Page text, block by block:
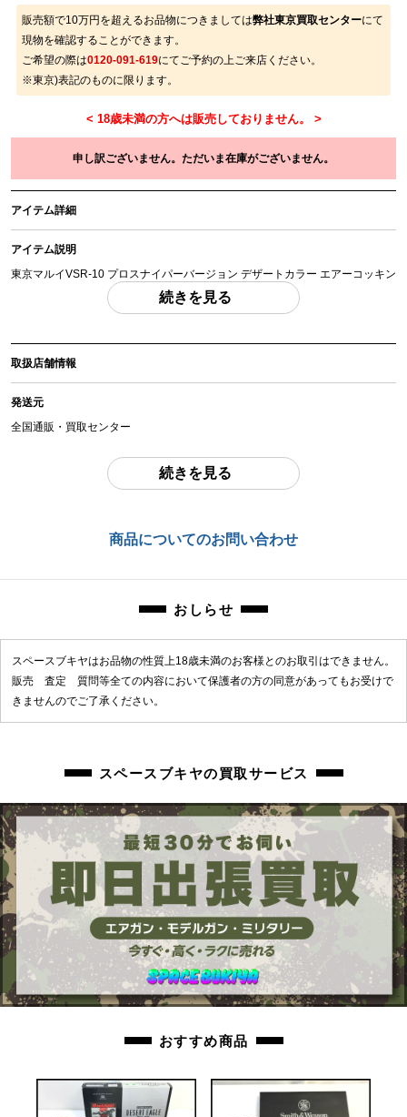
販売額で10万円を超えるお品物につきましては弊社東京買取センターにて
現物を確認することができます。
ご希望の際は0120-091-619にてご予約の上ご来店ください。
※東京)表記のものに限ります。
申し訳ございません。ただいま在庫がございません。
アイテム詳細
アイテム説明
東京マルイVSR-10 プロスナイパーバージョン デザートカラー エアーコッキン
グライフル 外装カスタム品
「付属品」・・・ 写真に写っているものが全てです。 （撮影、運搬備品は除
アイテム状態
箱なし。使用に伴う擦り傷、汚れ、くすみがありますが、目立った破損は見ら
れません。スコープ(ややクモリあり※ズーム動作に問題は見られません)/バイ
測 約0.73J 85.65m/s)。中古品となりますので、画像にて内容、状態をご確認
の上ご検討ください。
続きを見る
取扱店舗情報
発送元
全国通販・買取センター
東京都江戸川区中葛西6-10-14 2F
続きを見る
商品についてのお問い合わせ
おしらせ
スペースブキヤはお品物の性質上18歳未満のお客様とのお取引はできません。
販売 査定 質問等全ての内容において保護者の方の同意があってもお受けで
きませんのでご了承ください。
スペースブキヤの買取サービス
おすすめ商品